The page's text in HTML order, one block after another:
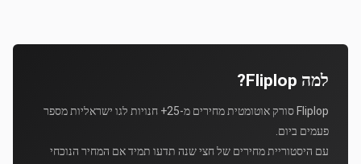
למה Fliplop?
Fliplop סורק אוטומטית מחירים מ-25+ חנויות לגו ישראליות מספר
פעמים ביום.
עם היסטוריית מחירים של חצי שנה תדעו תמיד אם המחיר הנוכחי